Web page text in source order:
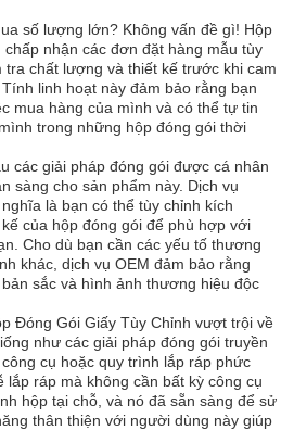
số lượng lớn? Không vấn đề gì! Hộp
nhận các đơn đặt hàng mẫu tùy
tra chất lượng và thiết kế trước khi cam
linh hoạt này đảm bảo rằng bạn
mua hàng của mình và có thể tự tin
trong những hộp đóng gói thời
các giải pháp đóng gói được cá nhân
sàng cho sản phẩm này. Dịch vụ
là bạn có thể tùy chỉnh kích
của hộp đóng gói để phù hợp với
Cho dù bạn cần các yếu tố thương
khác, dịch vụ OEM đảm bảo rằng
sắc và hình ảnh thương hiệu độc
Đóng Gói Giấy Tùy Chỉnh vượt trội về
như các giải pháp đóng gói truyền
cụ hoặc quy trình lắp ráp phức
lắp ráp mà không cần bất kỳ công cụ
hộp tại chỗ, và nó đã sẵn sàng để sử
thân thiện với người dùng này giúp